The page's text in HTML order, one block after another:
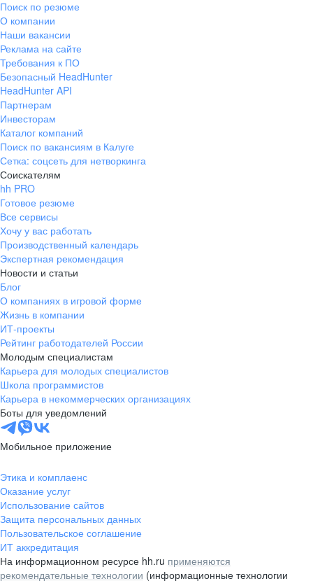
Поиск по резюме
О компании
Наши вакансии
Реклама на сайте
Требования к ПО
Безопасный HeadHunter
HeadHunter API
Партнерам
Инвесторам
Каталог компаний
Поиск по вакансиям в Калуге
Сетка: соцсеть для нетворкинга
Соискателям
hh PRO
Готовое резюме
Все сервисы
Хочу у вас работать
Производственный календарь
Экспертная рекомендация
Новости и статьи
Блог
О компаниях в игровой форме
Жизнь в компании
ИТ-проекты
Рейтинг работодателей России
Молодым специалистам
Карьера для молодых специалистов
Школа программистов
Карьера в некоммерческих организациях
Боты для уведомлений
Мобильное приложение
Этика и комплаенс
Оказание услуг
Использование сайтов
Защита персональных данных
Пользовательское соглашение
ИТ аккредитация
На информационном ресурсе hh.ru применяются
рекомендательные технологии (информационные технологии